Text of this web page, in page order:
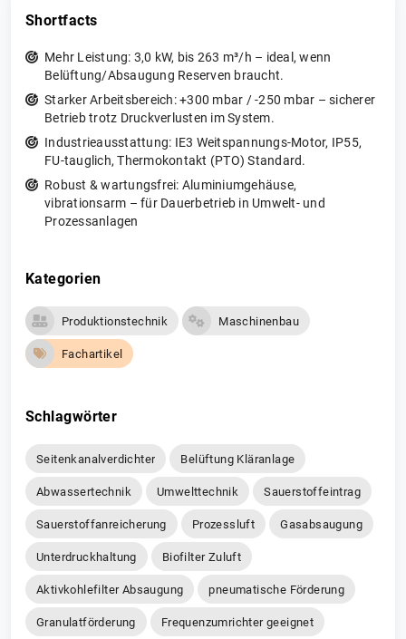
Shortfacts
Mehr Leistung: 3,0 kW, bis 263 m³/h – ideal, wenn
Belüftung/Absaugung Reserven braucht.
Starker Arbeitsbereich: +300 mbar / -250 mbar – sicherer
Betrieb trotz Druckverlusten im System.
Industrieausstattung: IE3 Weitspannungs-Motor, IP55,
FU-tauglich, Thermokontakt (PTO) Standard.
Robust & wartungsfrei: Aluminiumgehäuse,
vibrationsarm – für Dauerbetrieb in Umwelt- und
Prozessanlagen
Kategorien
Produktionstechnik Maschinenbau
Fachartikel
Schlagwörter
Seitenkanalverdichter Belüftung Kläranlage
Abwassertechnik Umwelttechnik Sauerstoffeintrag
Sauerstoffanreicherung Prozessluft Gasabsaugung
Unterdruckhaltung Biofilter Zuluft
Aktivkohlefilter Absaugung pneumatische Förderung
Granulatförderung Frequenzumrichter geeignet